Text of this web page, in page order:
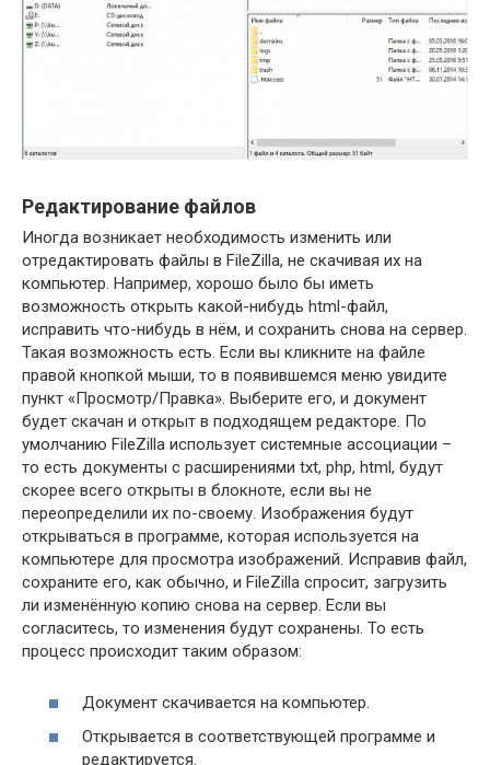
Редактирование файлов
Иногда возникает необходимость изменить или
отредактировать файлы в FileZilla, не скачивая их на
компьютер. Например, хорошо было бы иметь
возможность открыть какой-нибудь html-файл,
исправить что-нибудь в нём, и сохранить снова на сервер.
Такая возможность есть. Если вы кликните на файле
правой кнопкой мыши, то в появившемся меню увидите
пункт «Просмотр/Правка». Выберите его, и документ
будет скачан и открыт в подходящем редакторе. По
умолчанию FileZilla использует системные ассоциации –
то есть документы с расширениями txt, php, html, будут
скорее всего открыты в блокноте, если вы не
переопределили их по-своему. Изображения будут
открываться в программе, которая используется на
компьютере для просмотра изображений. Исправив файл,
сохраните его, как обычно, и FileZilla спросит, загрузить
ли изменённую копию снова на сервер. Если вы
согласитесь, то изменения будут сохранены. То есть
процесс происходит таким образом:
Документ скачивается на компьютер.
Открывается в соответствующей программе и
редактируется.